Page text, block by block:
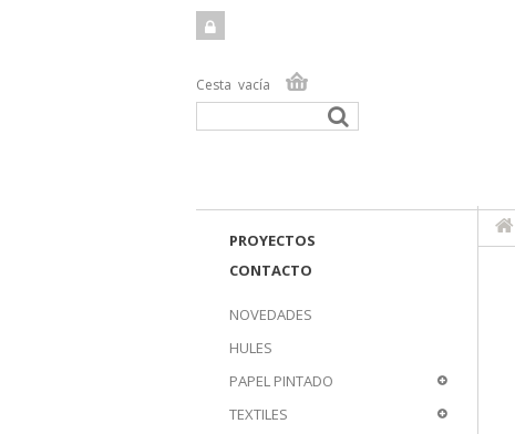
Cesta vacía
PROYECTOS
CONTACTO
NOVEDADES
HULES
PAPEL PINTADO
TEXTILES